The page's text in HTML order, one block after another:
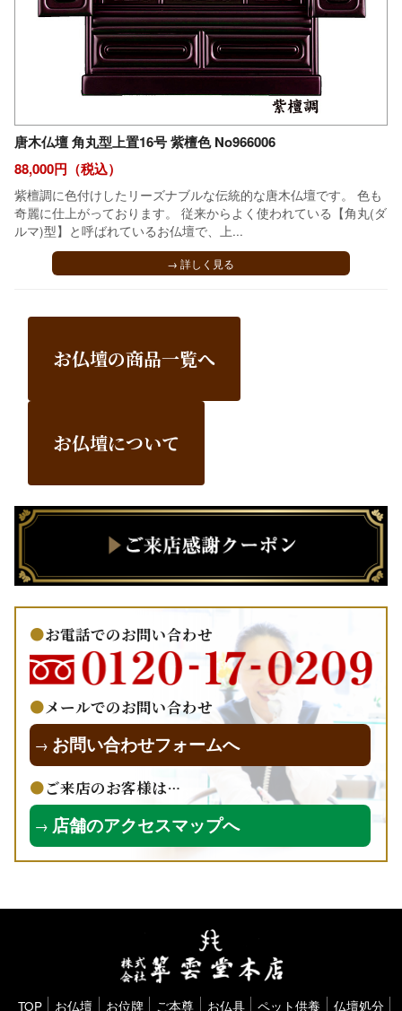
唐木仏壇 角丸型上置16号 紫檀色 No966006
88,000円（税込）
紫檀調に色付けしたリーズナブルな伝統的な唐木仏壇です。 色も
奇麗に仕上がっております。 従来からよく使われている【角丸(ダ
ルマ)型】と呼ばれているお仏壇で、上...
→ 詳しく見る
お仏壇の商品一覧へ
お仏壇について
お電話でのお問い合わせ
メールでのお問い合わせ
→ お問い合わせフォームへ
ご来店のお客様は…
→ 店舗のアクセスマップへ
TOP お仏壇 お位牌 ご本尊 お仏具 ペット供養 仏壇処分